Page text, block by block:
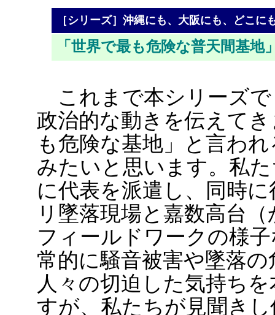
［シリーズ］沖縄にも、大阪にも、どこに
「世界で最も危険な普天間基地
これまで本シリーズで
政治的な動きを伝えて
も危険な基地」と言わ
みたいと思います。私
に代表を派遣し、同時
リ墜落現場と嘉数高台
フィールドワークの様
常的に騒音被害や墜落
人々の切迫した気持ち
すが、私たちが見聞き